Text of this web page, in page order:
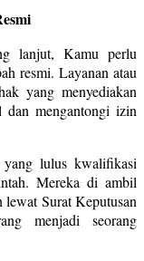
lanjut, Kamu perlu
resmi. Layanan atau
yang menyediakan
dan mengantongi izin
yang lulus kwalifikasi
Mereka di ambil
Surat Keputusan
menjadi seorang